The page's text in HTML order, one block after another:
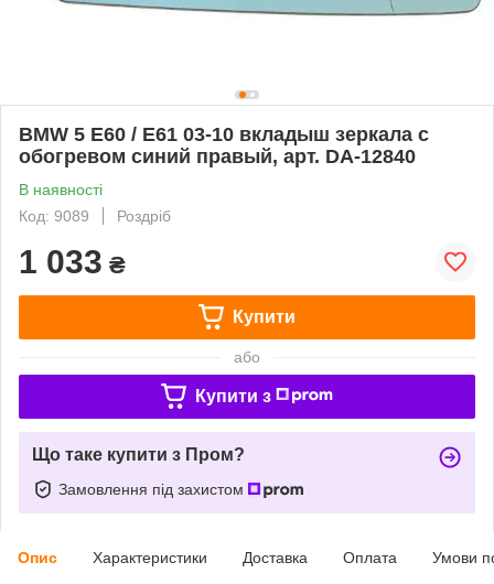
BMW 5 E60 / E61 03-10 вкладыш зеркала с
обогревом синий правый, арт. DA-12840
В наявності
Код: 9089
Роздріб
1 033 ₴
Купити
або
Купити з
Що таке купити з Пром?
Замовлення під захистом
Опис Характеристики Доставка Оплата Умови